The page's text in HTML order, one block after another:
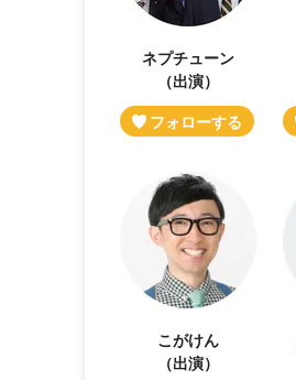
ネプチューン
（出演）
こがけん
（出演）